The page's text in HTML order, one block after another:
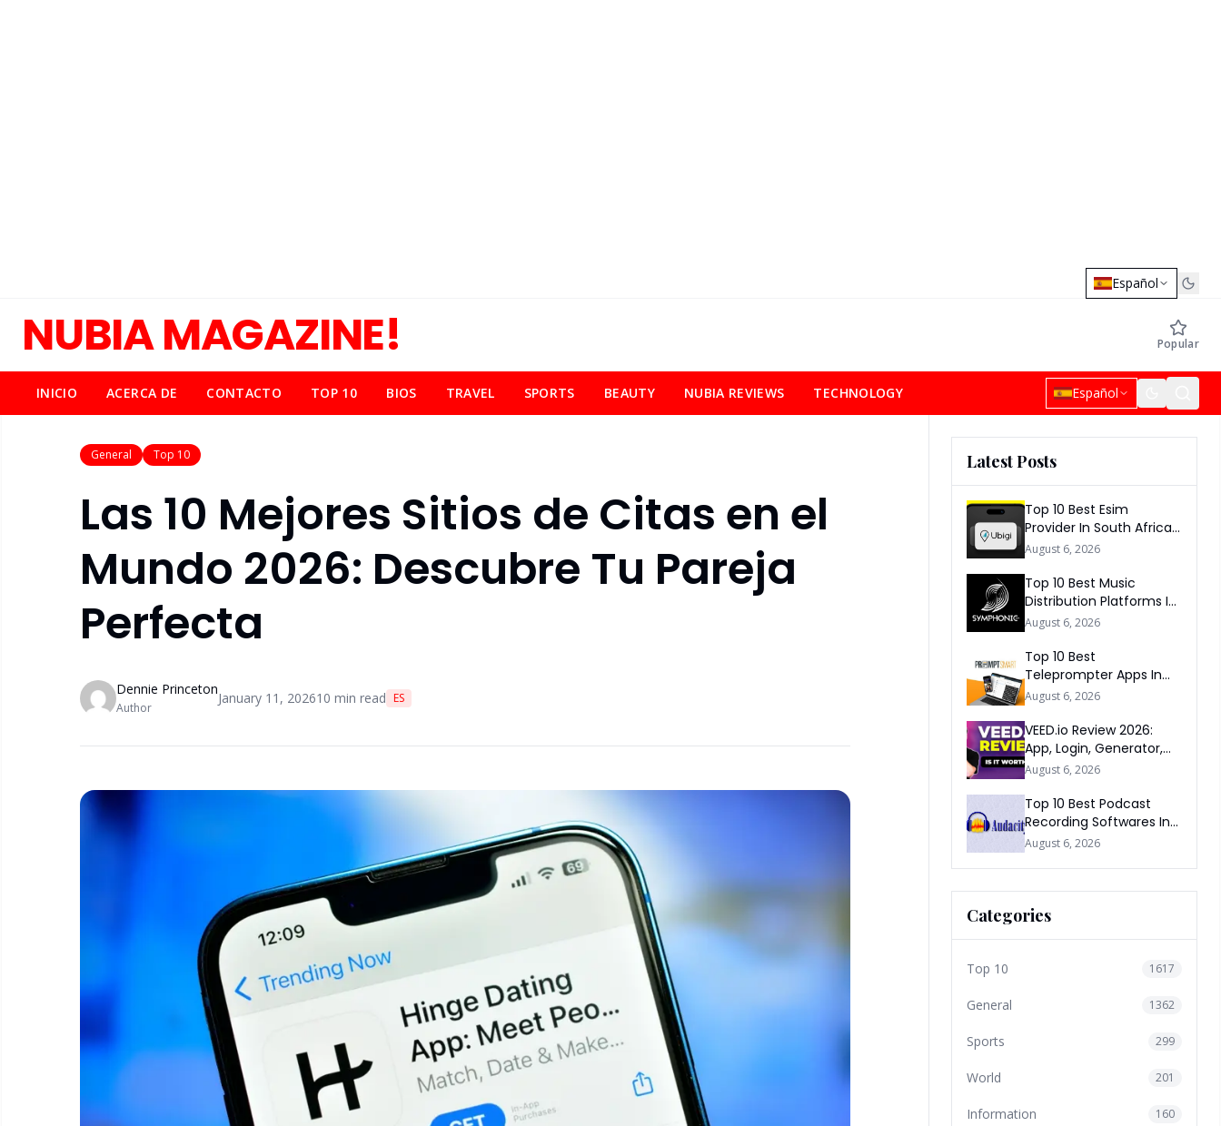
Español
NUBIA MAGAZINE! Popular
INICIO ACERCA DE CONTACTO TOP 10 BIOS TRAVEL SPORTS BEAUTY NUBIA REVIEWS TECHNOLOGY Español
General Top 10
Las 10 Mejores Sitios de Citas en el
Mundo 2026: Descubre Tu Pareja
Perfecta
Dennie Princeton
Author
January 11, 202610 min read ES
Latest Posts
Top 10 Best Esim
Provider In South Africa
2026
August 6, 2026
Top 10 Best Music
Distribution Platforms In
The World 2026
August 6, 2026
Top 10 Best
Teleprompter Apps In
2026
August 6, 2026
VEED.io Review 2026:
App, Login, Generator,
Download, AI & FAQs
August 6, 2026
Top 10 Best Podcast
Recording Softwares In
2026
August 6, 2026
Categories
Top 10 1617
General 1362
Sports 299
World 201
Information 160